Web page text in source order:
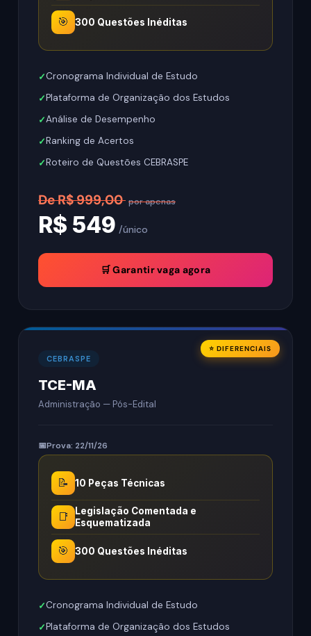
🎯 300 Questões Inéditas
Cronograma Individual de Estudo
Plataforma de Organização dos Estudos
Análise de Desempenho
Ranking de Acertos
Roteiro de Questões CEBRASPE
De R$ 999,00 por apenas
R$ 549 /único
🛒 Garantir vaga agora
⭐ DIFERENCIAIS
CEBRASPE
TCE-MA
Administração — Pós-Edital
Prova: 22/11/26
📝 10 Peças Técnicas
📑
Legislação Comentada e
Esquematizada
🎯 300 Questões Inéditas
Cronograma Individual de Estudo
Plataforma de Organização dos Estudos